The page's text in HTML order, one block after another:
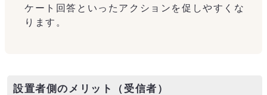
ケート回答といったアクションを促しやすくな
ります。
設置者側のメリット（受信者）